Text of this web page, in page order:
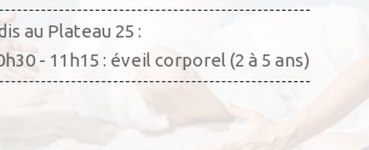
au Plateau 25 :
- 11h15 : éveil corporel (2 à 5 ans)